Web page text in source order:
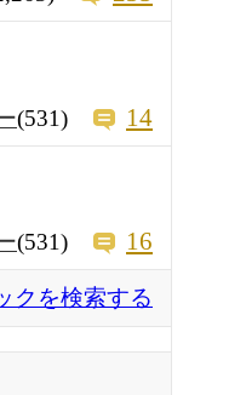
(531) 14
(531) 16
クを検索する